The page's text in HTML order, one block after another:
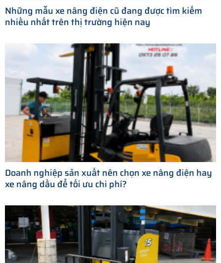
Những mẫu xe nâng điện cũ đang được tìm kiếm
nhiều nhất trên thị trường hiện nay
Doanh nghiệp sản xuất nên chọn xe nâng điện hay
xe nâng dầu để tối ưu chi phí?